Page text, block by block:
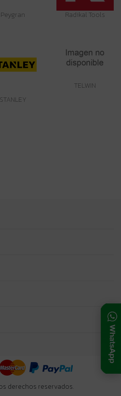
Peygran Radikal Tools
STANLEY
TELWIN
derechos reservados.